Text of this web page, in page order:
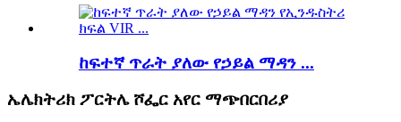
ከፍተኛ ጥራት ያለው የኃይል ማዳን ...
ኤሌክትሪክ ፖርትሌ ሾፌር አየር ማጭበርበሪያ